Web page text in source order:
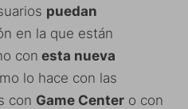
puedan
en la que están
con esta nueva
lo hace con las
con Game Center o con